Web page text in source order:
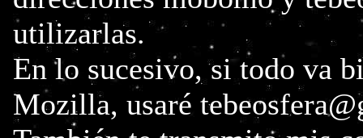
utilizarlas.
En lo sucesivo, si todo va
Mozilla, usaré